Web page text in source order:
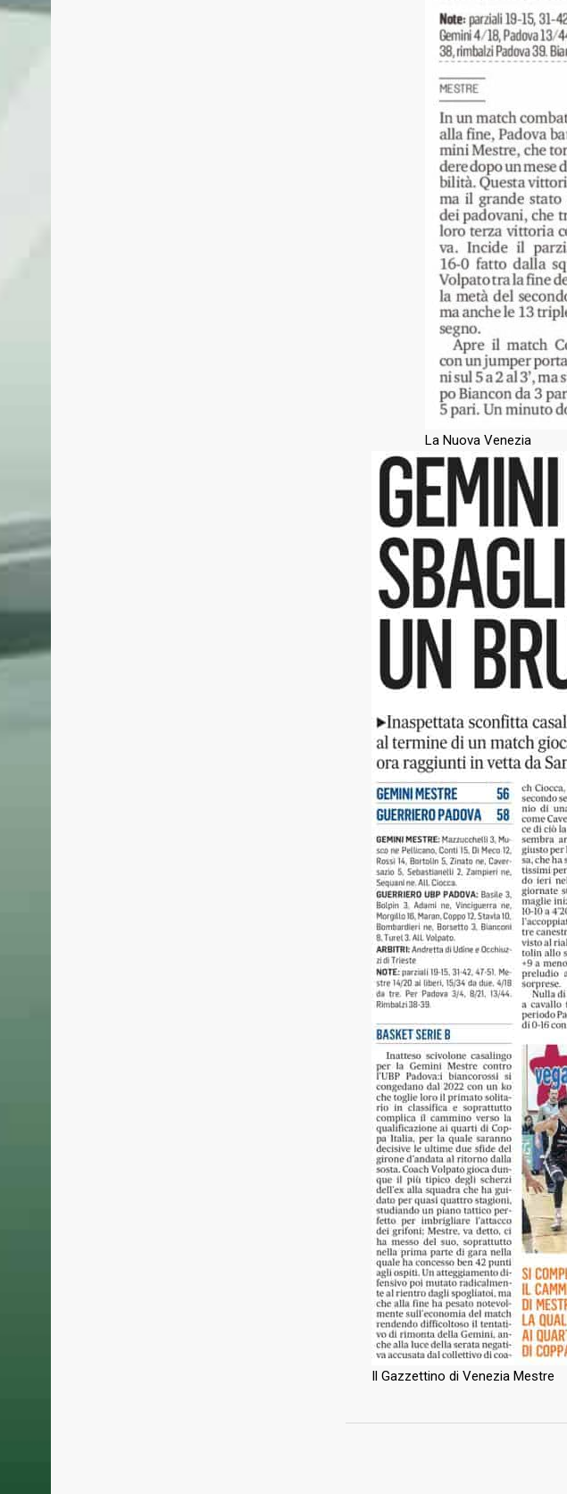
La Nuova Venezia
Il Gazzettino di Venezia Mestre
ULTIME NEWS
Basket Mestre – Basket Club
Malcontenta: una nuova
collaborazione che aumenta la rete
del Grifone nel territorio
31 LUGLIO 2026
Un incontro d’eccezione per il
Grifone!
24 LUGLIO 2026
Basket Mestre, due promesse della
pallacanestro italiana in
biancorosso
22 LUGLIO 2026
Un prospetto di caratura
internazionale in biancorosso:
Basket Mestre sigla un triennale
con il talento Muhammed Jallow
13 LUGLIO 2026